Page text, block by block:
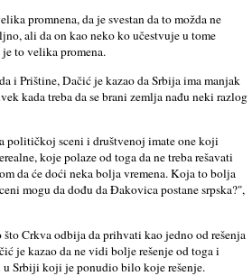
promnena, da je svestan da to možda ne
ali da on kao neko ko učestvuje u tome
je to velika promena.
i Prištine, Dačić je kazao da Srbija ima manjak
kada treba da se brani zemlјa nađu neki razlog
političkoj sceni i društvenoj imate one koji
koje polaze od toga da ne treba rešavati
da će doći neka bolјa vremena. Koja to bolјa
mogu da dođu da Đakovica postane srpska?",
Crkva odbija da prihvati kao jedno od rešenja
je kazao da ne vidi bolјe rešenje od toga i
u Srbiji koji je ponudio bilo koje rešenje.